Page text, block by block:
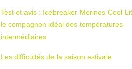
Test et avis : Icebreaker Merinos Cool-
le compagnon idéal des températures
intermédiaires
Les difficultés de la saison estivale